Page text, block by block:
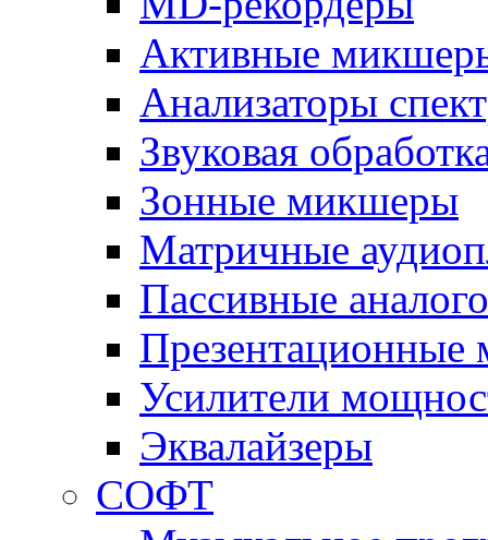
Активные
Анализаторы
Звуковая
Зонные микшеры
Матричные
Пассивные
Усилители
Эквалайзеры
СОФТ